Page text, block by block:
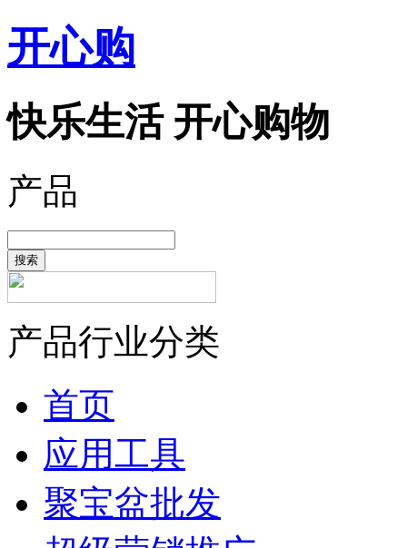
开心购
快乐生活 开心购物
产品
搜索
产品行业分类
首页
应用工具
聚宝盆批发